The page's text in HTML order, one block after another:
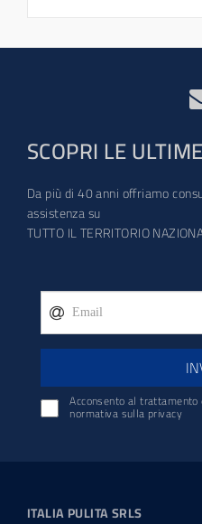
SCOPRI LE
Da più di 40 anni offriamo
assistenza su
TUTTO IL TERRITORIO
Acconsento al
normativa sulla privacy
ITALIA PULITA SRLS